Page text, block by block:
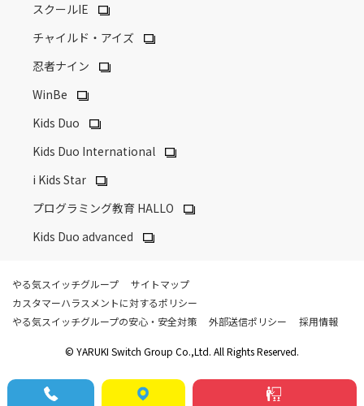
スクールIE
チャイルド・アイズ
忍者ナイン
WinBe
Kids Duo
Kids Duo International
i Kids Star
プログラミング教育 HALLO
Kids Duo advanced
やる気スイッチグループ
サイトマップ
カスタマーハラスメントに対するポリシー
やる気スイッチグループの安心・安全対策
外部送信ポリシー 採用情報
© YARUKI Switch Group Co.,Ltd. All Rights Reserved.